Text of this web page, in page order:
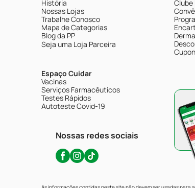
História
Nossas Lojas
Trabalhe Conosco
Mapa de Categorias
Blog da PP
Seja uma Loja Parceira
Espaço Cuidar
Vacinas
Serviços Farmacêuticos
Testes Rápidos
Autoteste Covid-19
Nossas redes sociais
Clube